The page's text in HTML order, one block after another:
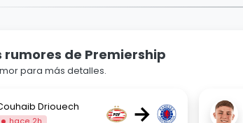
rumores de Premiership
para más detalles.
Driouech →